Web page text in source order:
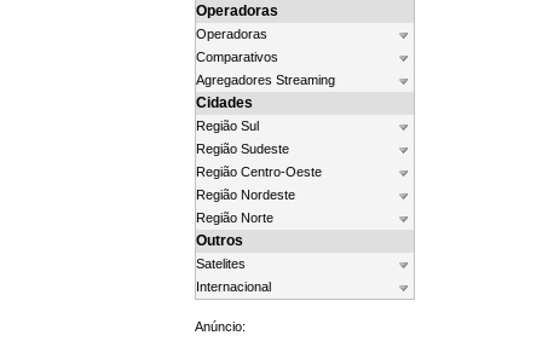
Operadoras
Operadoras
Comparativos
Agregadores Streaming
Cidades
Região Sul
Região Sudeste
Região Centro-Oeste
Região Nordeste
Região Norte
Outros
Satelites
Internacional
Anúncio: